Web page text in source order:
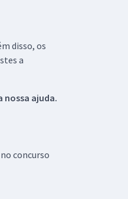
disso, os
a
nossa ajuda.
concurso